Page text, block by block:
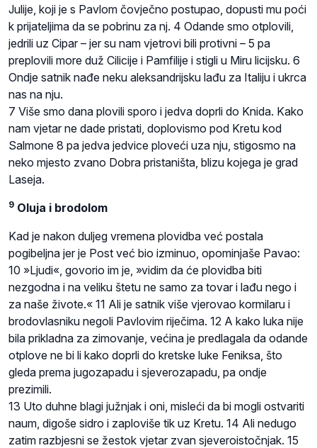
Julije, koji je s Pavlom čovječno postupao, dopusti mu poći
k prijateljima da se pobrinu za nj. 4 Odande smo otplovili,
jedrili uz Cipar – jer su nam vjetrovi bili protivni – 5 pa
preplovili more duž Cilicije i Pamfilije i stigli u Miru licijsku. 6
Ondje satnik nađe neku aleksandrijsku lađu za Italiju i ukrca
nas na nju.
7 Više smo dana plovili sporo i jedva doprli do Knida. Kako
nam vjetar ne dade pristati, doplovismo pod Kretu kod
Salmone 8 pa jedva jedvice ploveći uza nju, stigosmo na
neko mjesto zvano Dobra pristaništa, blizu kojega je grad
Laseja.
9 Oluja i brodolom
Kad je nakon duljeg vremena plovidba već postala
pogibeljna jer je Post već bio izminuo, opominjaše Pavao:
10 »Ljudi«, govorio im je, »vidim da će plovidba biti
nezgodna i na veliku štetu ne samo za tovar i lađu nego i
za naše živote.« 11 Ali je satnik više vjerovao kormilaru i
brodovlasniku negoli Pavlovim riječima. 12 A kako luka nije
bila prikladna za zimovanje, većina je predlagala da odande
otplove ne bi li kako doprli do kretske luke Feniksa, što
gleda prema jugozapadu i sjeverozapadu, pa ondje
prezimili.
13 Uto duhne blagi južnjak i oni, misleći da bi mogli ostvariti
naum, digoše sidro i zaploviše tik uz Kretu. 14 Ali nedugo
zatim razbjesni se žestok vjetar zvan sjeveroistočnjak. 15